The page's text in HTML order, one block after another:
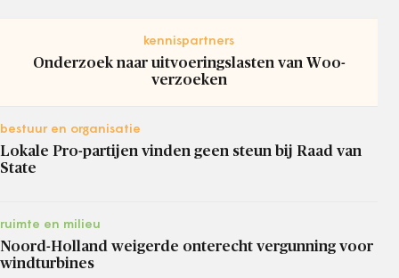
kennispartners
Onderzoek naar uitvoeringslasten van Woo-
verzoeken
bestuur en organisatie
Lokale Pro-partijen vinden geen steun bij Raad van
State
ruimte en milieu
Noord-Holland weigerde onterecht vergunning voor
windturbines